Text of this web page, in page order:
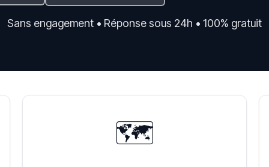
Sans engagement • Réponse sous 24h • 100% gratuit
🗺️